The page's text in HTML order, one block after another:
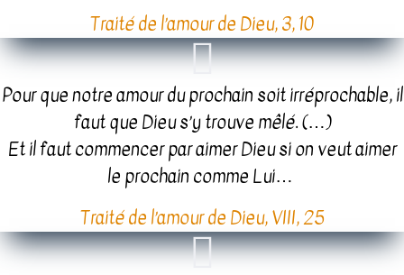
Traité de l’amour de Dieu, 3, 10
Pour que notre amour du prochain soit irréprochable, il
faut que Dieu s’y trouve mêlé. (…)
Et il faut commencer par aimer Dieu si on veut aimer
le prochain comme Lui…
Traité de l’amour de Dieu, VIII, 25